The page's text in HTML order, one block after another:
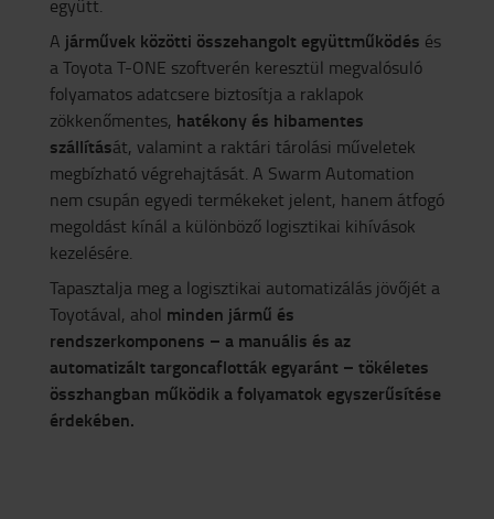
együtt.
A járművek közötti összehangolt együttműködés és
a Toyota T-ONE szoftverén keresztül megvalósuló
folyamatos adatcsere biztosítja a raklapok
zökkenőmentes, hatékony és hibamentes
szállítását, valamint a raktári tárolási műveletek
megbízható végrehajtását. A Swarm Automation
nem csupán egyedi termékeket jelent, hanem átfogó
megoldást kínál a különböző logisztikai kihívások
kezelésére.
Tapasztalja meg a logisztikai automatizálás jövőjét a
Toyotával, ahol minden jármű és
rendszerkomponens – a manuális és az
automatizált targoncaflották egyaránt – tökéletes
összhangban működik a folyamatok egyszerűsítése
érdekében.